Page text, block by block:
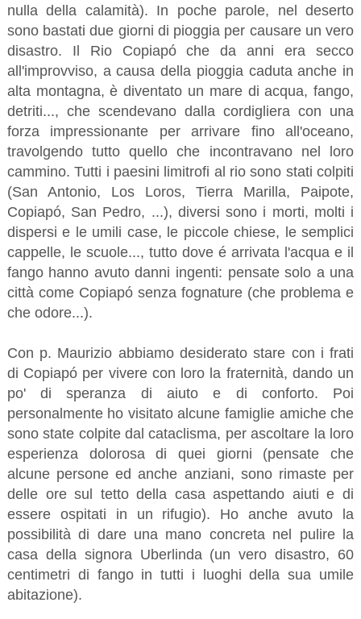
nulla della calamità). In poche parole, nel deserto
sono bastati due giorni di pioggia per causare un vero
disastro. Il Rio Copiapó che da anni era secco
all'improvviso, a causa della pioggia caduta anche in
alta montagna, è diventato un mare di acqua, fango,
detriti..., che scendevano dalla cordigliera con una
forza impressionante per arrivare fino all'oceano,
travolgendo tutto quello che incontravano nel loro
cammino. Tutti i paesini limitrofi al rio sono stati colpiti
(San Antonio, Los Loros, Tierra Marilla, Paipote,
Copiapó, San Pedro, ...), diversi sono i morti, molti i
dispersi e le umili case, le piccole chiese, le semplici
cappelle, le scuole..., tutto dove é arrivata l'acqua e il
fango hanno avuto danni ingenti: pensate solo a una
città come Copiapó senza fognature (che problema e
che odore...).
Con p. Maurizio abbiamo desiderato stare con i frati
di Copiapó per vivere con loro la fraternità, dando un
po' di speranza di aiuto e di conforto. Poi
personalmente ho visitato alcune famiglie amiche che
sono state colpite dal cataclisma, per ascoltare la loro
esperienza dolorosa di quei giorni (pensate che
alcune persone ed anche anziani, sono rimaste per
delle ore sul tetto della casa aspettando aiuti e di
essere ospitati in un rifugio). Ho anche avuto la
possibilità di dare una mano concreta nel pulire la
casa della signora Uberlinda (un vero disastro, 60
centimetri di fango in tutti i luoghi della sua umile
abitazione).